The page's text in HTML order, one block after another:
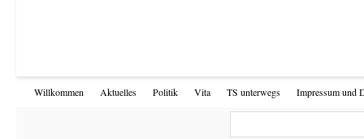
Willkommen Aktuelles Politik Vita TS unterwegs Impressum und